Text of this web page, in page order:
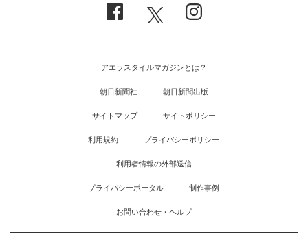
アエラスタイルマガジンとは？
朝日新聞社 朝日新聞出版
サイトマップ サイトポリシー
利用規約 プライバシーポリシー
利用者情報の外部送信
プライバシーポータル 制作事例
お問い合わせ・ヘルプ